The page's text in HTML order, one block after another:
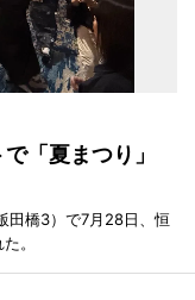
で「夏まつり」
田橋3）で7月28日、恒
。